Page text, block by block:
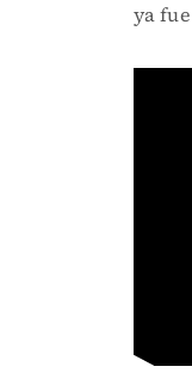
ya